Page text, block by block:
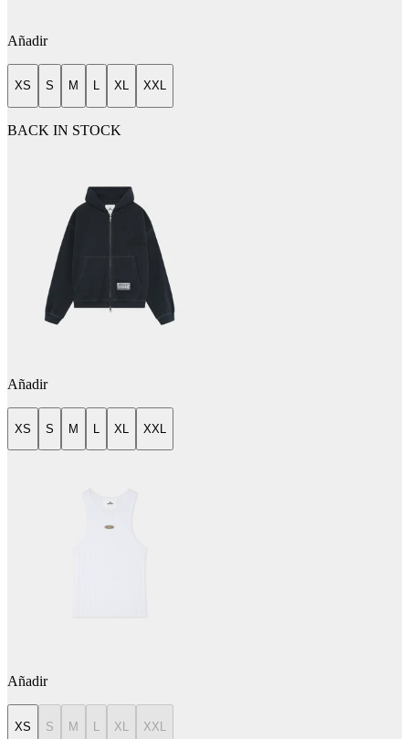
Añadir
XS S M L XL XXL
BACK IN STOCK
Añadir
XS S M L XL XXL
Añadir
XS S M XL XXL